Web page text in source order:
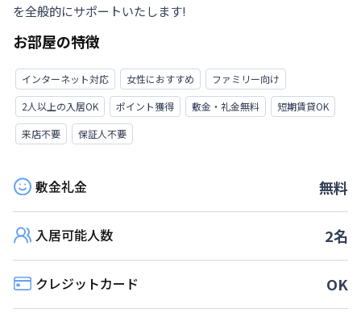
を全般的にサポートいたします!
お部屋の特徴
インターネット対応 女性におすすめ
ファミリー向け
2人以上の入居OK
ポイント獲得 敷金・礼金無料
短期賃貸OK
来店不要
保証人不要
敷金礼金 無料
入居可能人数 2名
クレジットカード OK